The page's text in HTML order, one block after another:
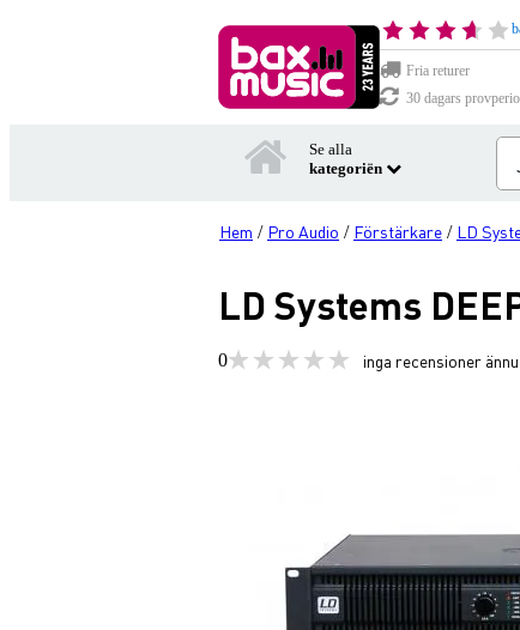
Fria returer
30 dagars
Se alla
kategoriën
Hem / Pro Audio / Förstärkare / LD
LD Systems
0 inga recensioner ännu